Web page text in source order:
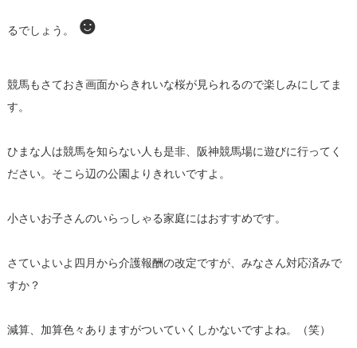
るでしょう。 ☻
競馬もさておき画面からきれいな桜が見られるので楽しみにしてま
す。
ひまな人は競馬を知らない人も是非、阪神競馬場に遊びに行ってく
ださい。そこら辺の公園よりきれいですよ。
小さいお子さんのいらっしゃる家庭にはおすすめです。
さていよいよ四月から介護報酬の改定ですが、みなさん対応済みで
すか？
減算、加算色々ありますがついていくしかないですよね。（笑）